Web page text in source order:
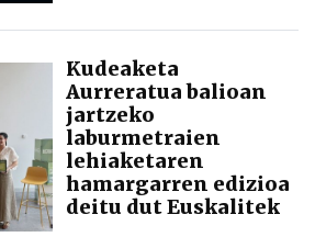
Kudeaketa
Aurreratua balioan
jartzeko
laburmetraien
lehiaketaren
hamargarren edizioa
deitu dut Euskalitek